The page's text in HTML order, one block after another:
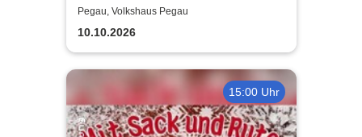
Pegau, Volkshaus Pegau
10.10.2026
15:00 Uhr